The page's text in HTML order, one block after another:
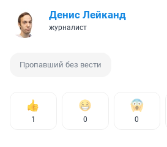
Денис Лейканд
журналист
Пропавший без вести
1 0 0